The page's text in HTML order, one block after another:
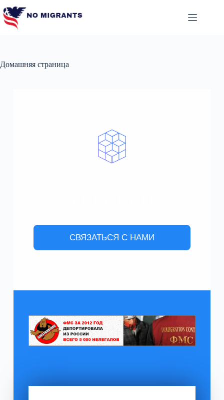
Домашняя страница
СВЯЗАТЬСЯ С НАМИ